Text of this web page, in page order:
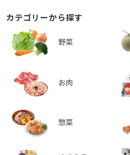
カテゴリーから探す